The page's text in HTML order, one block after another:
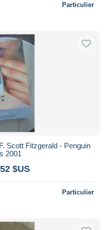
Particulier
Scott Fitzgerald - Penguin
2001
$US
Particulier